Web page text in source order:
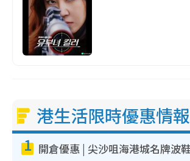
港生活限時優惠情報
1